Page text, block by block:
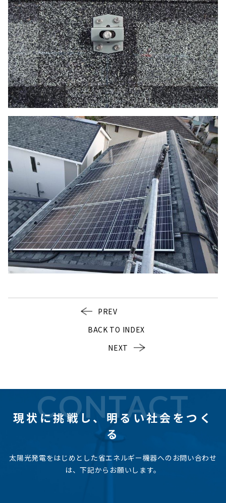
PREV
BACK TO INDEX
NEXT
CONTACT
現状に挑戦し、明るい社会をつく
る
太陽光発電をはじめとした省エネルギー機器へのお問い合わせ
は、下記からお願いします。